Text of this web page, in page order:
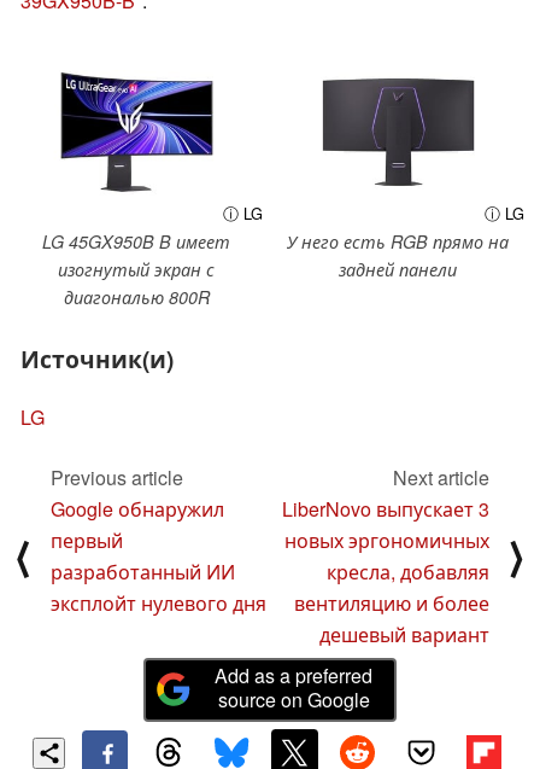
ⓘ LG
LG 45GX950B B имеет
изогнутый экран с
диагональю 800R
ⓘ LG
У него есть RGB прямо на
задней панели
Источник(и)
LG
⟨
Previous article
Google обнаружил
первый
разработанный ИИ
эксплойт нулевого дня
Next article
LiberNovo выпускает 3
новых эргономичных
кресла, добавляя
вентиляцию и более
дешевый вариант
⟩
Add as a preferred
source on Google